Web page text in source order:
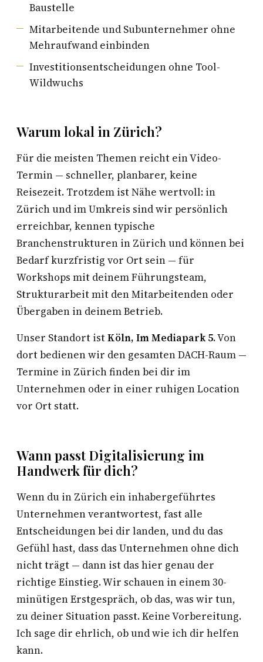
Baustelle
Mitarbeitende und Subunternehmer ohne
Mehraufwand einbinden
Investitionsentscheidungen ohne Tool-
Wildwuchs
Warum lokal in Zürich?
Für die meisten Themen reicht ein Video-
Termin — schneller, planbarer, keine
Reisezeit. Trotzdem ist Nähe wertvoll: in
Zürich und im Umkreis sind wir persönlich
erreichbar, kennen typische
Branchenstrukturen in Zürich und können bei
Bedarf kurzfristig vor Ort sein — für
Workshops mit deinem Führungsteam,
Strukturarbeit mit den Mitarbeitenden oder
Übergaben in deinem Betrieb.
Unser Standort istKöln, Im Mediapark 5. Von
dort bedienen wir den gesamten DACH-Raum —
Termine in Zürich finden bei dir im
Unternehmen oder in einer ruhigen Location
vor Ort statt.
Wann passt Digitalisierung im
Handwerk für dich?
Wenn du in Zürich ein inhabergeführtes
Unternehmen verantwortest, fast alle
Entscheidungen bei dir landen, und du das
Gefühl hast, dass das Unternehmen ohne dich
nicht trägt — dann ist das hier genau der
richtige Einstieg. Wir schauen in einem 30-
minütigen Erstgespräch, ob das, was wir tun,
zu deiner Situation passt. Keine Vorbereitung.
Ich sage dir ehrlich, ob und wie ich dir helfen
kann.